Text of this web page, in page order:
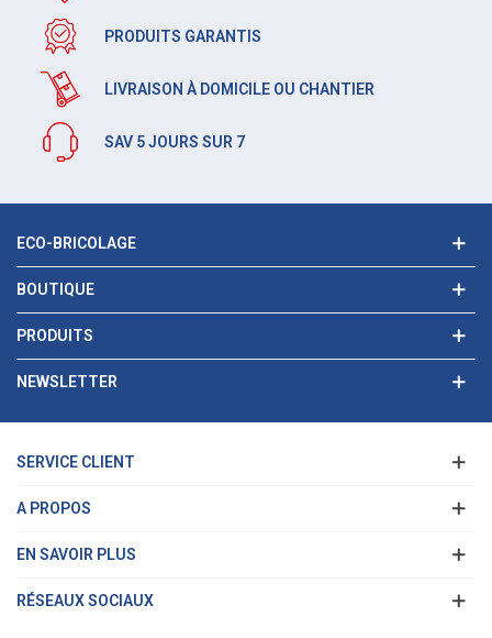
PRODUITS GARANTIS
LIVRAISON À DOMICILE OU CHANTIER
SAV 5 JOURS SUR 7
ECO-BRICOLAGE
BOUTIQUE
PRODUITS
NEWSLETTER
SERVICE CLIENT
A PROPOS
EN SAVOIR PLUS
RÉSEAUX SOCIAUX